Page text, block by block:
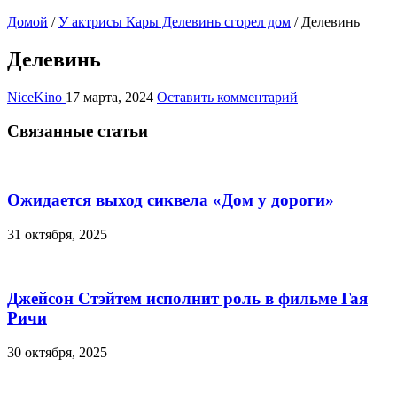
Домой / У актрисы Кары Делевинь сгорел дом / Делевинь
Делевинь
NiceKino 17 марта, 2024 Оставить комментарий
Связанные статьи
Ожидается выход сиквела «Дом у дороги»
31 октября, 2025
Джейсон Стэйтем исполнит роль в фильме Гая
Ричи
30 октября, 2025